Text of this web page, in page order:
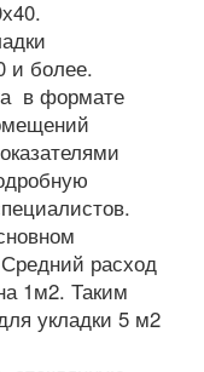
и более.
в формате
расход
1м2. Таким
укладки 5 м2